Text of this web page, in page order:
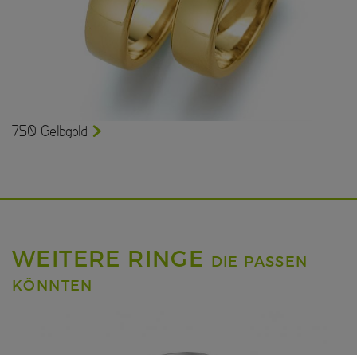
750 Gelbgold
WEITERE RINGE DIE PASSEN
KÖNNTEN